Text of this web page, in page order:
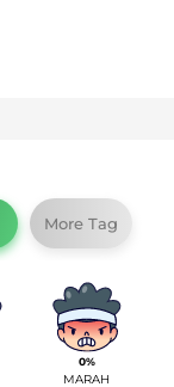
More Tag
0%
MARAH